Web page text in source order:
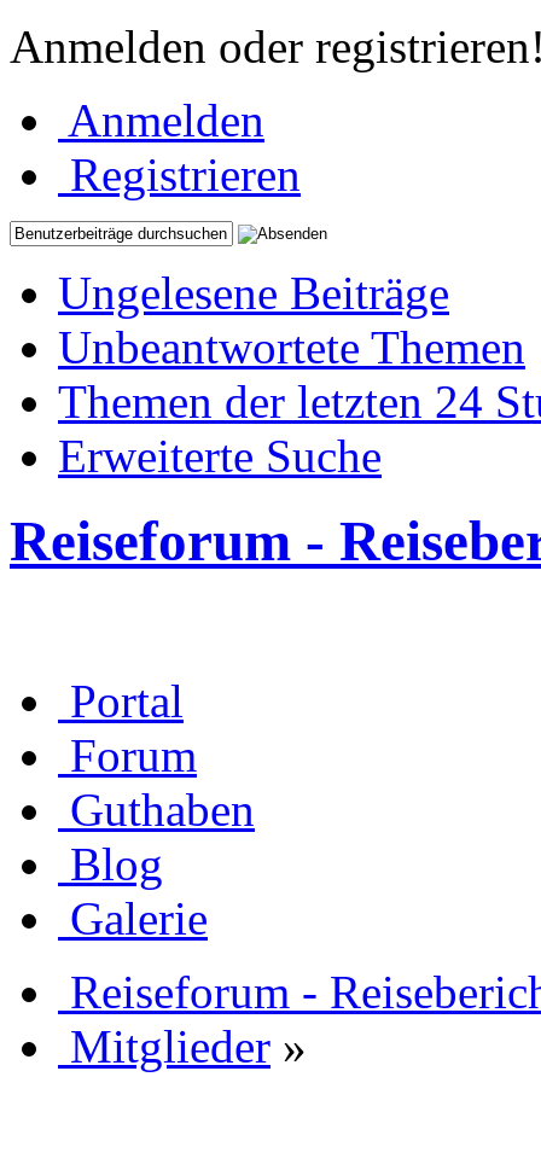
Anmelden oder
Anmelden
Registrieren
Ungelesene Beiträge
Unbeantwortete Themen
Themen der letzten 24
Erweiterte Suche
Reiseforum -
Portal
Forum
Guthaben
Blog
Galerie
Reiseforum -
Mitglieder »